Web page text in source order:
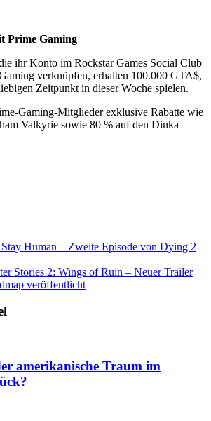
Prime Gaming
ihr Konto im Rockstar Games Social Club
verknüpfen, erhalten 100.000 GTA$,
Zeitpunkt in dieser Woche spielen.
Gaming-Mitglieder exklusive Rabatte wie
Valkyrie sowie 80 % auf den Dinka
Human – Zweite Episode von Dying 2
Stories 2: Wings of Ruin – Neuer Trailer
veröffentlicht
amerikanische Traum im